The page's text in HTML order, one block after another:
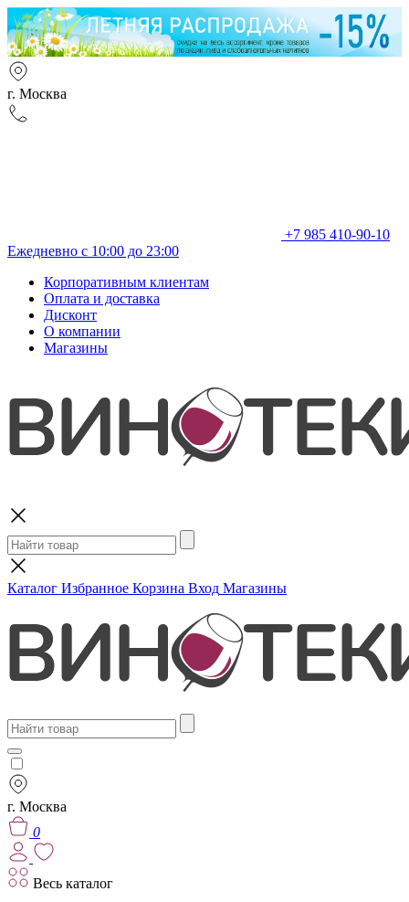
г. Москва
+7 985 410-90-10
Ежедневно с 10:00 до 23:00
Корпоративным клиентам
Оплата и доставка
Дисконт
О компании
Магазины
Каталог Избранное Корзина Вход Магазины
г. Москва
0
Весь каталог